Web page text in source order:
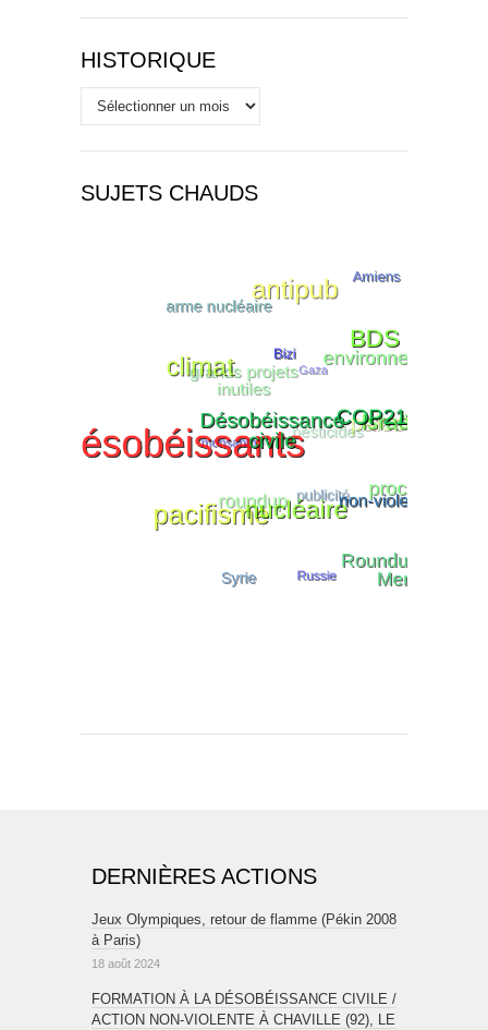
HISTORIQUE
Historique
SUJETS CHAUDS
DERNIÈRES ACTIONS
Jeux Olympiques, retour de flamme (Pékin 2008
à Paris)
18 août 2024
FORMATION À LA DÉSOBÉISSANCE CIVILE /
ACTION NON-VIOLENTE À CHAVILLE (92), LE